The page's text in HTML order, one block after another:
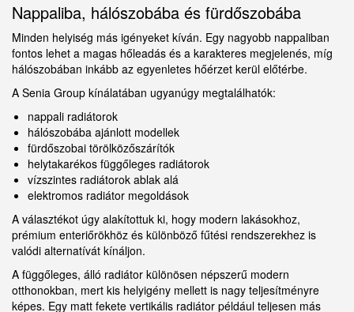
Nappaliba, hálószobába és fürdőszobába
Minden helyiség más igényeket kíván. Egy nagyobb nappaliban
fontos lehet a magas hőleadás és a karakteres megjelenés, míg
hálószobában inkább az egyenletes hőérzet kerül előtérbe.
A Senia Group kínálatában ugyanúgy megtalálhatók:
nappali radiátorok
hálószobába ajánlott modellek
fürdőszobai törölközőszárítók
helytakarékos függőleges radiátorok
vízszintes radiátorok ablak alá
elektromos radiátor megoldások
A választékot úgy alakítottuk ki, hogy modern lakásokhoz,
prémium enteriőrökhöz és különböző fűtési rendszerekhez is
valódi alternatívát kínáljon.
A függőleges, álló radiátor különösen népszerű modern
otthonokban, mert kis helyigény mellett is nagy teljesítményre
képes. Egy matt fekete vertikális radiátor például teljesen más